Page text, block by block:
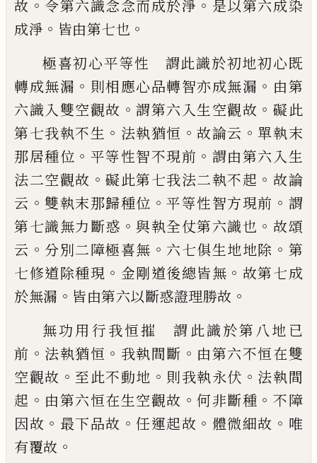
故 。令第六識念念而成於淨 。 是以第六成染
成淨 。 皆由第七也 。
極喜初心平等性 謂此識於初地初心既
轉成無漏 。 則相應心品轉智亦成無漏 。 由第
六識入雙空觀故 。謂第六入生空觀故 。 礙此
第七我執不生 。 法執猶恒 。故論云 。單執末
那居種位 。 平等性智不現前 。 謂由第六入生
法二空觀故 。礙此第七我法二執不起 。 故論
云 。 雙執末那歸種位 。平等性智方現前 。 謂
第七識無力斷惑 。與執全仗第六識也 。故頌
云 。 分別二障極喜無 。 六七俱生地地除 。 第
七修道除種現 。 金剛道後總皆無 。 故第七成
於無漏 。 皆由第六以斷惑證理勝故 。
無功用行我恒摧 謂此識於第八地已
前 。 法執猶恒 。 我執間斷 。 由第六不恒在雙
空觀故 。 至此不動地 。 則我執永伏 。 法執間
起 。 由第六恒在生空觀故 。何非斷種 。不障
因故 。 最下品故 。任運起故 。 體微細故 。 唯
有覆故 。